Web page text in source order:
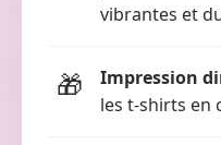
vibrantes et
Impression
les t-shirts en